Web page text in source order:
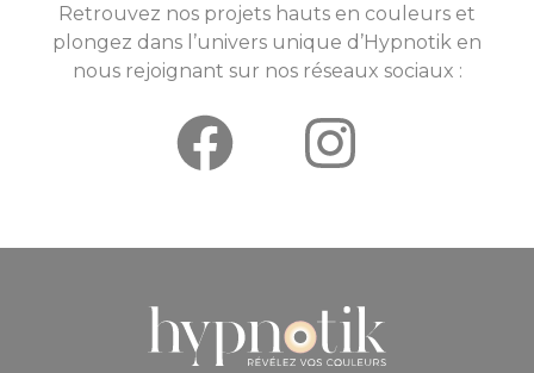
Retrouvez nos projets hauts en couleurs et
plongez dans l’univers unique d’Hypnotik en
nous rejoignant sur nos réseaux sociaux :